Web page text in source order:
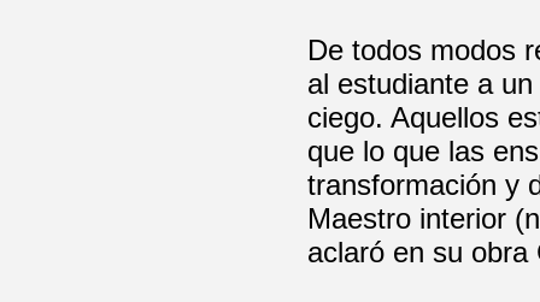
De todos modos
al estudiante a
ciego. Aquellos
que lo que las
transformación y
Maestro interior
aclaró en su obra